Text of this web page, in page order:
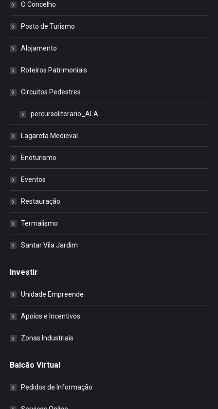
O Concelho
Posto de Turismo
Alojamento
Roteiros Patrimoniais
Circuitos Pedestres
percursoliterario_ALA
Lagareta Medieval
Enoturismo
Eventos
Restauração
Termalismo
Santar Vila Jardim
Investir
Unidade Empreende
Apoios e Incentivos
Zonas Industriais
Balcão Virtual
Pedidos de Informação